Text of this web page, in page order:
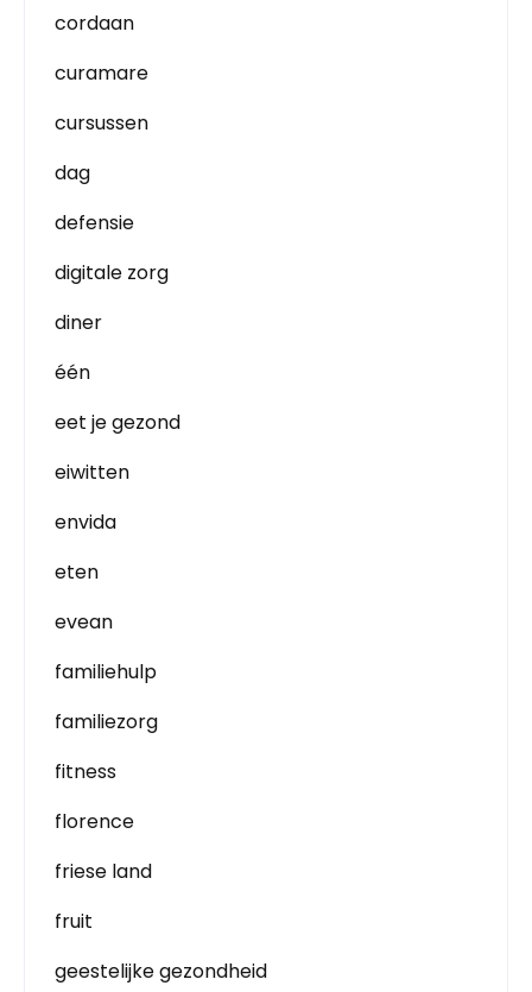
cordaan
curamare
cursussen
dag
defensie
digitale zorg
diner
één
eet je gezond
eiwitten
envida
eten
evean
familiehulp
familiezorg
fitness
florence
friese land
fruit
geestelijke gezondheid